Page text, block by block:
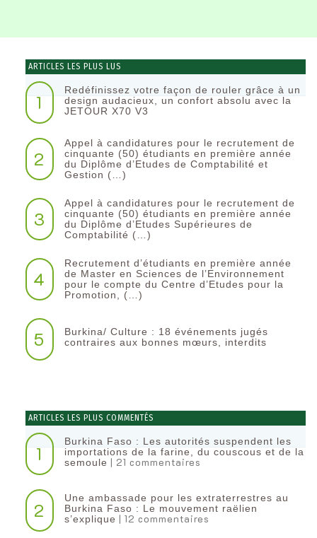
ARTICLES LES PLUS LUS
1
Redéfinissez votre façon de rouler grâce à un
design audacieux, un confort absolu avec la
JETOUR X70 V3
2
Appel à candidatures pour le recrutement de
cinquante (50) étudiants en première année
du Diplôme d’Etudes de Comptabilité et
Gestion (…)
3
Appel à candidatures pour le recrutement de
cinquante (50) étudiants en première année
du Diplôme d’Etudes Supérieures de
Comptabilité (…)
4
Recrutement d’étudiants en première année
de Master en Sciences de l’Environnement
pour le compte du Centre d’Etudes pour la
Promotion, (…)
5
Burkina/ Culture : 18 événements jugés
contraires aux bonnes mœurs, interdits
ARTICLES LES PLUS COMMENTÉS
1
Burkina Faso : Les autorités suspendent les
importations de la farine, du couscous et de la
semoule | 21 commentaires
2
Une ambassade pour les extraterrestres au
Burkina Faso : Le mouvement raëlien
s’explique | 12 commentaires